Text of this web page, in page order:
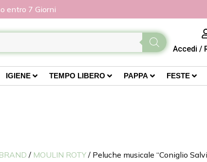
entro 7 Giorni
Accedi /
IGIENE TEMPO LIBERO PAPPA FESTE
BRAND / MOULIN ROTY/ Peluche musicale “Coniglio